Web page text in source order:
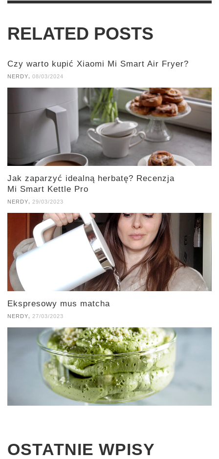
RELATED POSTS
Czy warto kupić Xiaomi Mi Smart Air Fryer?
NERDY 08/03/2024
Jak zaparzyć idealną herbatę? Recenzja
Mi Smart Kettle Pro
NERDY 29/03/2023
Ekspresowy mus matcha
NERDY 27/03/2023
OSTATNIE WPISY